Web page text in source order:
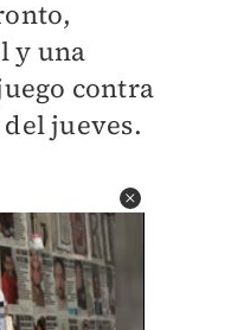
y una
contra
jueves.